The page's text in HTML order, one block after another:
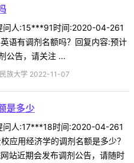
问人:15***91时间:2020-04-261
语有调剂名额吗？回复内容:预计
公告，请关注 ...
族大学 2022-11-07
是多少
问人:17***18时间:2020-04-261
应用经济学的调剂名额是多少？
站近期会发布调剂公告，请随时